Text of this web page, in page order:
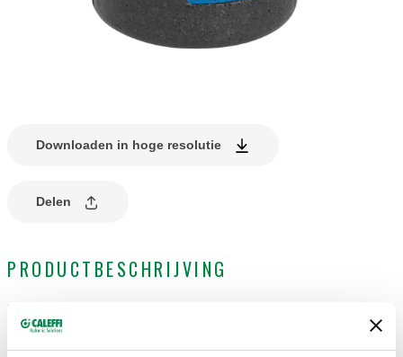
Downloaden in hoge resolutie
Delen
PRODUCTBESCHRIJVING
Isolatieschalen voor luchtafscheiders serie 551.